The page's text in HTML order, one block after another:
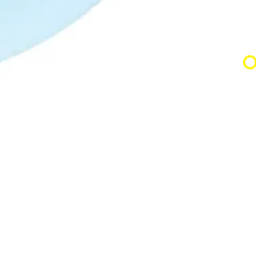
Suplementos